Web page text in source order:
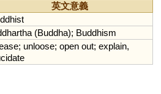
英文意義
(Buddha); Buddhism
; unloose; open out; explain,